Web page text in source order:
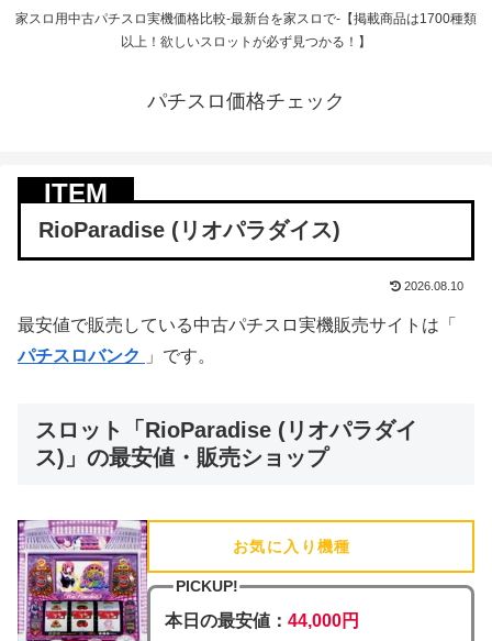
家スロ用中古パチスロ実機価格比較-最新台を家スロで-【掲載商品は1700種類
以上！欲しいスロットが必ず見つかる！】
パチスロ価格チェック
RioParadise (リオパラダイス)
2026.08.10
最安値で販売している中古パチスロ実機販売サイトは「
パチスロバンク
」です。
スロット「RioParadise (リオパラダイ
ス)」の最安値・販売ショップ
お気に入り機種
PICKUP!
本日の最安値： 44,000円